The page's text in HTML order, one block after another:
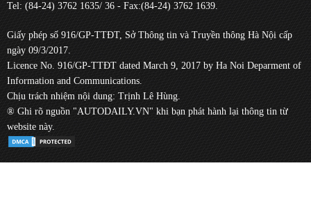
Tel: (84-24) 3762 1635/ 36 - Fax:(84-24) 3762 1639.
Giấy phép số 916/GP-TTĐT, Sở Thông tin và Truyền thông Hà Nội cấp
ngày 09/3/2017.
Licence No. 916/GP-TTĐT dated March 9, 2017 by Ha Noi Deparment of
Information and Communications.
Chịu trách nhiệm nội dung: Trịnh Lê Hùng.
® Ghi rõ nguồn "AUTODAILY.VN" khi bạn phát hành lại thông tin từ
website này.